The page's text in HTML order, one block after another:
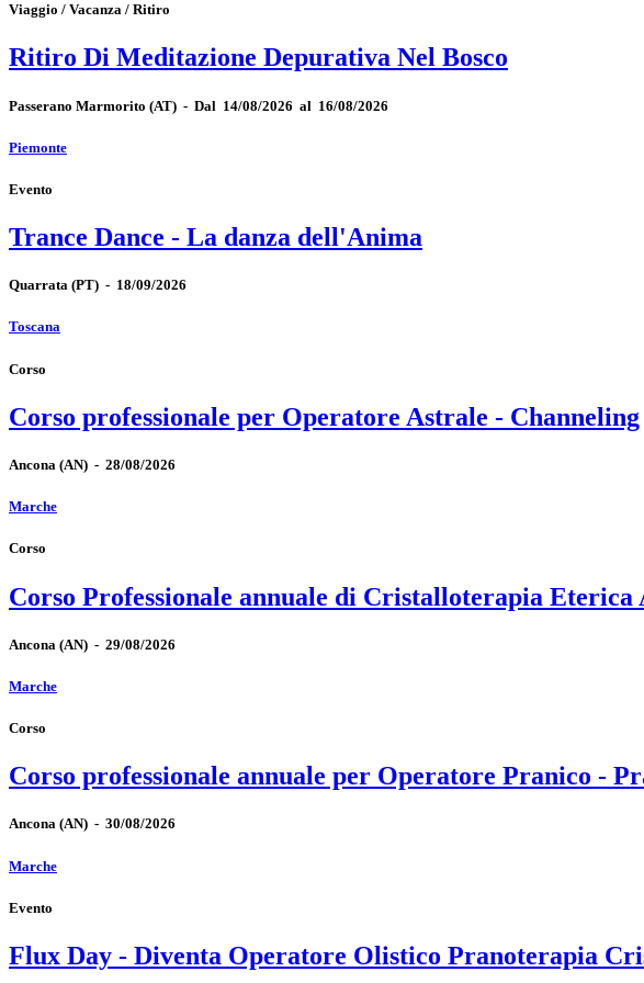
Viaggio / Vacanza / Ritiro
Ritiro Di Meditazione Depurativa Nel Bosco
Passerano Marmorito (AT) - Dal 14/08/2026 al 16/08/2026
Piemonte
Evento
Trance Dance - La danza dell'Anima
Quarrata (PT) - 18/09/2026
Toscana
Corso
Corso professionale per Operatore Astrale - Channeling
Ancona (AN) - 28/08/2026
Marche
Corso
Corso Professionale annuale di Cristalloterapia Eterica
Ancona (AN) - 29/08/2026
Marche
Corso
Corso professionale annuale per Operatore Pranico -
Ancona (AN) - 30/08/2026
Marche
Evento
Flux Day - Diventa Operatore Olistico Pranoterapia